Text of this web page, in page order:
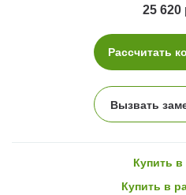
25 620
Рассчитать
Вызвать
Купить в
Купить в